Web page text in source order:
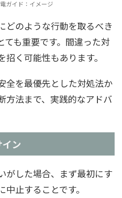
ガイド：イメージ
どのような行動を取るべき
ても重要です。間違った対
く可能性もあります。
全を最優先とした対処法か
方法まで、実践的なアドバ
ン
がした場合、まず最初にす
止することです。